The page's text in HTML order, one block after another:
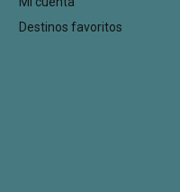
Destinos favoritos